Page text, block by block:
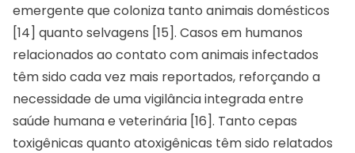
emergente que coloniza tanto animais domésticos
[14] quanto selvagens [15]. Casos em humanos
relacionados ao contato com animais infectados
têm sido cada vez mais reportados, reforçando a
necessidade de uma vigilância integrada entre
saúde humana e veterinária [16]. Tanto cepas
toxigênicas quanto atoxigênicas têm sido relatados